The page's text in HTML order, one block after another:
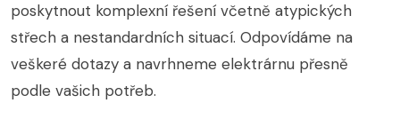
poskytnout komplexní řešení včetně atypických
střech a nestandardních situací. Odpovídáme na
veškeré dotazy a navrhneme elektrárnu přesně
podle vašich potřeb.